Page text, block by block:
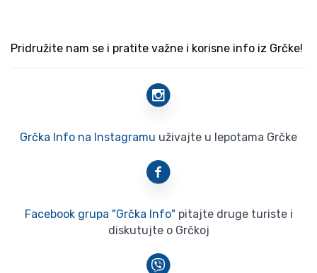
Pridružite nam se i pratite važne i korisne info iz Grčke!
Grčka Info na Instagramu uživajte u lepotama Grčke
Facebook grupa "Grčka Info" pitajte druge turiste i
diskutujte o Grčkoj